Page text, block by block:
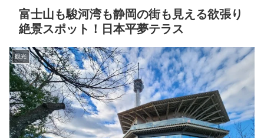
富士山も駿河湾も静岡の街も見える欲張り
絶景スポット！日本平夢テラス
観光